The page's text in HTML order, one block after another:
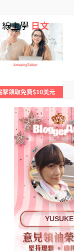
線上學 日文
YUSUKE